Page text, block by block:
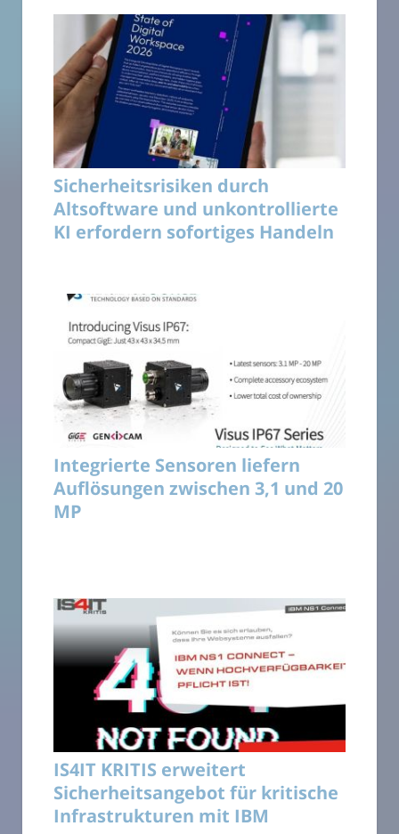
Sicherheitsrisiken durch
Altsoftware und unkontrollierte
KI erfordern sofortiges Handeln
Integrierte Sensoren liefern
Auflösungen zwischen 3,1 und 20
MP
IS4IT KRITIS erweitert
Sicherheitsangebot für kritische
Infrastrukturen mit IBM